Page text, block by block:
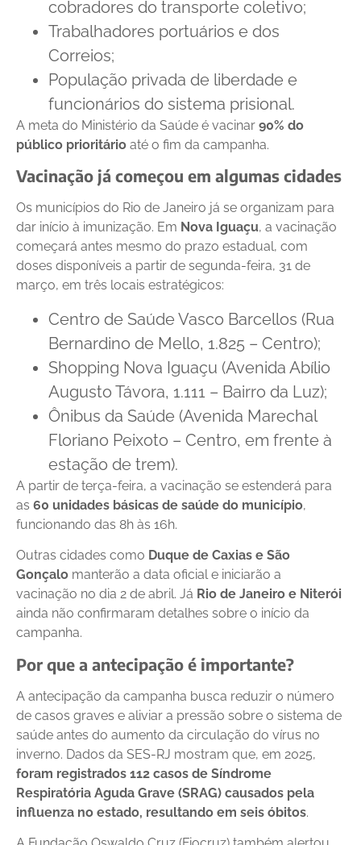
cobradores do transporte coletivo;
Trabalhadores portuários e dos
Correios;
População privada de liberdade e
funcionários do sistema prisional.
A meta do Ministério da Saúde é vacinar 90% do
público prioritário até o fim da campanha.
Vacinação já começou em algumas cidades
Os municípios do Rio de Janeiro já se organizam para
dar início à imunização. Em Nova Iguaçu, a vacinação
começará antes mesmo do prazo estadual, com
doses disponíveis a partir de segunda-feira, 31 de
março, em três locais estratégicos:
Centro de Saúde Vasco Barcellos (Rua
Bernardino de Mello, 1.825 – Centro);
Shopping Nova Iguaçu (Avenida Abílio
Augusto Távora, 1.111 – Bairro da Luz);
Ônibus da Saúde (Avenida Marechal
Floriano Peixoto – Centro, em frente à
estação de trem).
A partir de terça-feira, a vacinação se estenderá para
as 60 unidades básicas de saúde do município,
funcionando das 8h às 16h.
Outras cidades como Duque de Caxias e São
Gonçalo manterão a data oficial e iniciarão a
vacinação no dia 2 de abril. Já Rio de Janeiro e Niterói
ainda não confirmaram detalhes sobre o início da
campanha.
Por que a antecipação é importante?
A antecipação da campanha busca reduzir o número
de casos graves e aliviar a pressão sobre o sistema de
saúde antes do aumento da circulação do vírus no
inverno. Dados da SES-RJ mostram que, em 2025,
foram registrados 112 casos de Síndrome
Respiratória Aguda Grave (SRAG) causados pela
influenza no estado, resultando em seis óbitos.